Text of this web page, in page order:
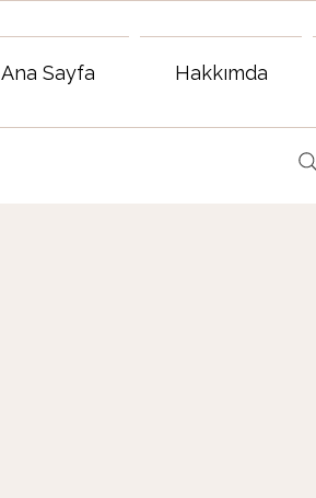
Ana Sayfa Hakkımda